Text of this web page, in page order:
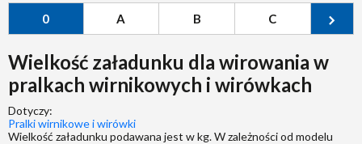
0 A B C
Wielkość załadunku dla wirowania w
pralkach wirnikowych i wirówkach
Dotyczy:
Pralki wirnikowe i wirówki
Wielkość załadunku podawana jest w kg. W zależności od modelu